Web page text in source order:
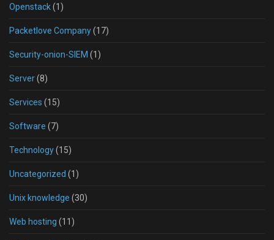
Openstack(1)
Packetlove Company(17)
Security-onion-SIEM (1)
Server(8)
Services (15)
Software (7)
Technology(15)
Uncategorized (1)
Unix knowledge (30)
Web hosting (11)